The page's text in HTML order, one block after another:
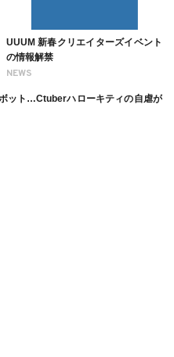
NEWS
UUUM 新春クリエイターズイベント
の情報解禁
ット…Ctuberハローキティの自虐が